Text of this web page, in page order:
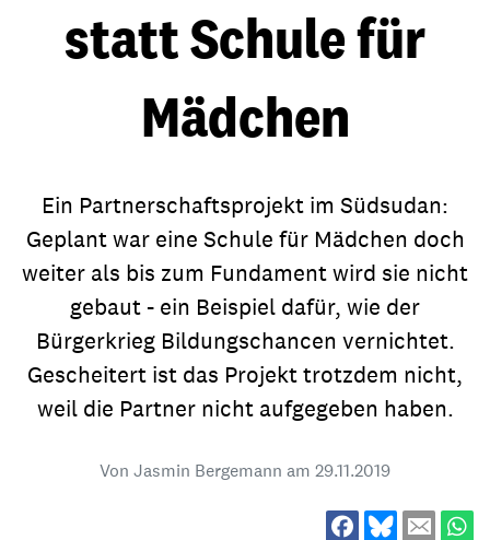
statt Schule für
Mädchen
Ein Partnerschaftsprojekt im Südsudan:
Geplant war eine Schule für Mädchen doch
weiter als bis zum Fundament wird sie nicht
gebaut - ein Beispiel dafür, wie der
Bürgerkrieg Bildungschancen vernichtet.
Gescheitert ist das Projekt trotzdem nicht,
weil die Partner nicht aufgegeben haben.
Von Jasmin Bergemann am 29.11.2019